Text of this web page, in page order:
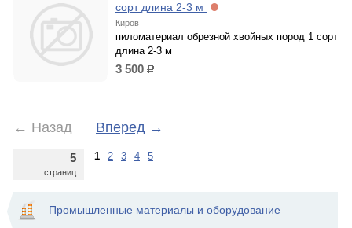
сорт длина 2-3 м
Киров
пиломатериал обрезной хвойных пород 1 сорт
длина 2-3 м
3 500 р.
← Назад Вперед →
5
страниц
1 2 3 4 5
Промышленные материалы и оборудование